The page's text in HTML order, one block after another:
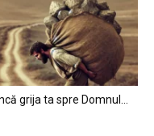
grija ta spre Domnul…